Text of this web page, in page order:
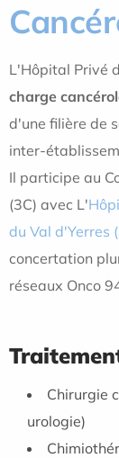
L'Hôpital Privé
charge
d'une filière de
inter-
Il participe au
(3C) avec L'
du Val d'Yerres
concertation
réseaux Onco
Chirurgie
urologie)